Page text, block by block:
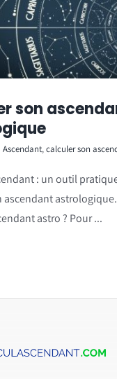
son
Ascendant,calculer son
: un outil
ascendant
astro ? Pour ...